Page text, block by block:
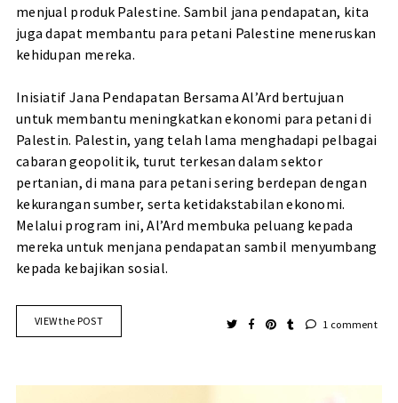
menjual produk Palestine. Sambil jana pendapatan, kita
juga dapat membantu para petani Palestine meneruskan
kehidupan mereka.
Inisiatif Jana Pendapatan Bersama Al’Ard bertujuan
untuk membantu meningkatkan ekonomi para petani di
Palestin. Palestin, yang telah lama menghadapi pelbagai
cabaran geopolitik, turut terkesan dalam sektor
pertanian, di mana para petani sering berdepan dengan
kekurangan sumber, serta ketidakstabilan ekonomi.
Melalui program ini, Al’Ard membuka peluang kepada
mereka untuk menjana pendapatan sambil menyumbang
kepada kebajikan sosial.
VIEW the POST 1 comment